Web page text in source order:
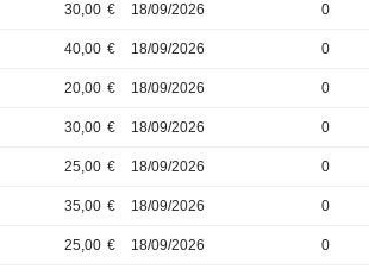
30,00 € 18/09/2026 0
40,00 € 18/09/2026 0
20,00 € 18/09/2026 0
30,00 € 18/09/2026 0
25,00 € 18/09/2026 0
35,00 € 18/09/2026 0
25,00 € 18/09/2026 0